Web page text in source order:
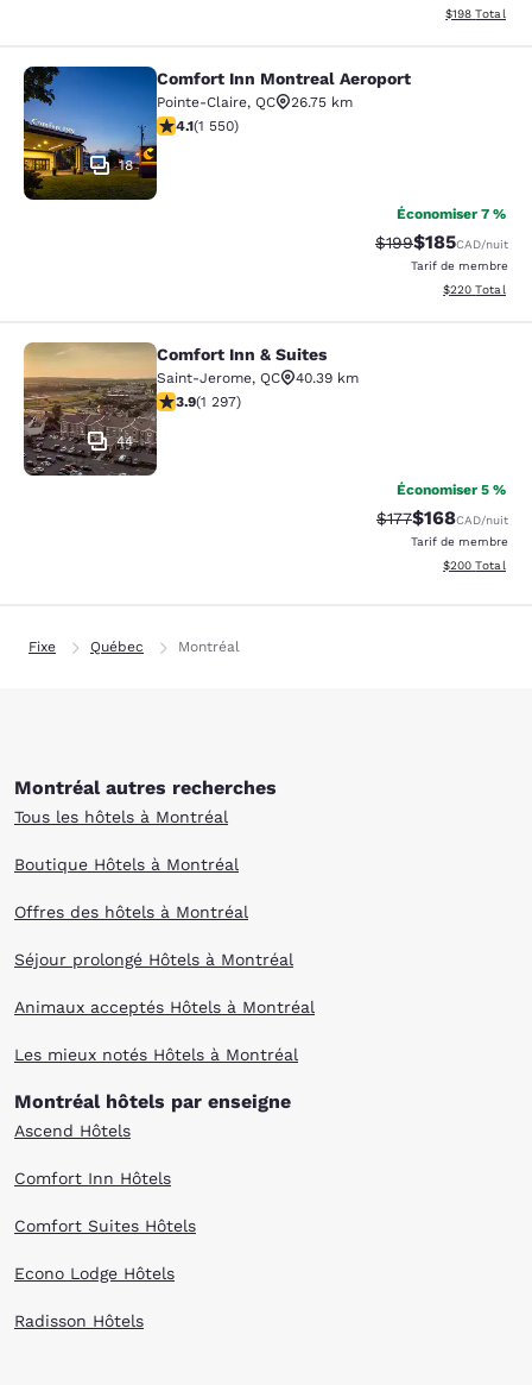
Afficher les
$198 Total
Comfort Inn Montreal Aeroport
18
Comfort Inn Montreal Aeroport
Pointe-Claire, QC
26.75 km
4.14 étoiles. Très bon. 1550 commentaires
4.1(1 550)
Économiser 7 %
Tarif barré :
$199Tarif réduit :
$185CAD/nuit
Tarif de membre
Afficher les
$220 Total
Comfort Inn & Suites
44
Comfort Inn & Suites
Saint-Jerome, QC
40.39 km
3.89 étoiles. Bien. 1297 commentaires
3.9(1 297)
Économiser 5 %
Tarif barré :
$177Tarif réduit :
$168CAD/nuit
Tarif de membre
Afficher les
$200 Total
Fixe Québec Montréal
Montréal autres recherches
Tous les hôtels à Montréal
Boutique Hôtels à Montréal
Offres des hôtels à Montréal
Séjour prolongé Hôtels à Montréal
Animaux acceptés Hôtels à Montréal
Les mieux notés Hôtels à Montréal
Montréal hôtels par enseigne
Ascend Hôtels
Comfort Inn Hôtels
Comfort Suites Hôtels
Econo Lodge Hôtels
Radisson Hôtels